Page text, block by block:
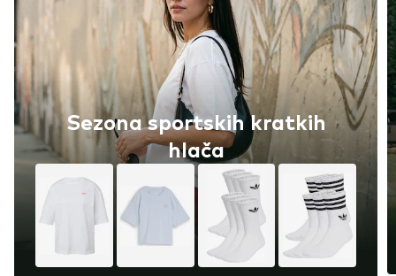
Sezona sportskih kratkih
hlača